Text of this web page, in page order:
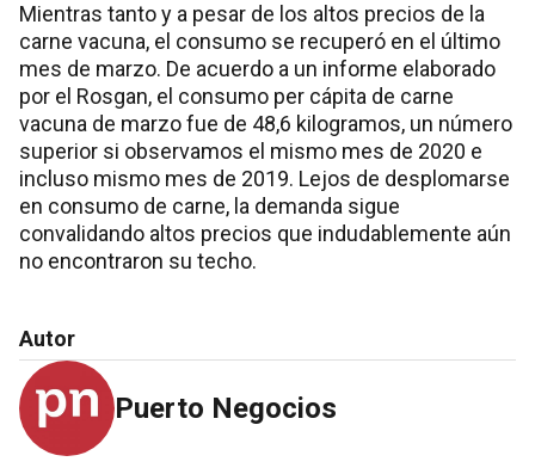
Mientras tanto y a pesar de los altos precios de la
carne vacuna, el consumo se recuperó en el último
mes de marzo. De acuerdo a un informe elaborado
por el Rosgan, el consumo per cápita de carne
vacuna de marzo fue de 48,6 kilogramos, un número
superior si observamos el mismo mes de 2020 e
incluso mismo mes de 2019. Lejos de desplomarse
en consumo de carne, la demanda sigue
convalidando altos precios que indudablemente aún
no encontraron su techo.
Autor
Puerto Negocios